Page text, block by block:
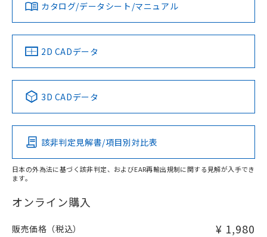
対応済み
中国 RoHS 注意事項・凡例
Pb Hg Cd Cr(VI)
O
在庫等で未対応品が混在する可能性があります。
問い合わせください。
LR型式承認
（イギリス
船舶規格）
DNV型式承認
（ノルウェー
BV型式承認
（フランス
KR型式
（韓国
Yes No No No
この製品の規格認証/適合状況ページへ
その他の認証はこちらのページからご検索ください
カタログ/データシート/マニュアル
2D CADデータ
3D CADデータ
該非判定見解書/項目別対比表
日本の外為法に基づく該非判定、およびEAR再輸出規制に関する見解が入手でき
ます。
オンライン購入
販売価格（税込） ¥ 1,980